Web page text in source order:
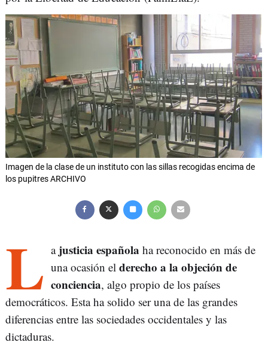
Imagen de la clase de un instituto con las sillas recogidas encima de
los pupitres ARCHIVO
L a justicia española ha reconocido en más de
una ocasión el derecho a la objeción de
conciencia, algo propio de los países
democráticos. Esta ha solido ser una de las grandes
diferencias entre las sociedades occidentales y las
dictaduras.